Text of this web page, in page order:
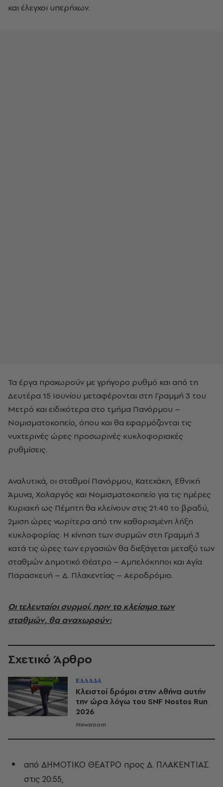
και έλεγχοι υπερήχων.
Τα έργα προχωρούν με γρήγορο ρυθμό και από τη
Δευτέρα 15 Ιουνίου μεταφέρονται στη Γραμμή 3 του
Μετρό και ειδικότερα στο τμήμα Πανόρμου –
Νομισματοκοπείο, όπου και θα εφαρμόζονται τις
νυχτερινές ώρες προσωρινές κυκλοφοριακές
ρυθμίσεις.
Αναλυτικά, οι σταθμοί Πανόρμου, Κατεχάκη, Εθνική
Άμυνα, Χολαργός και Νομισματοκοπείο για τις ημέρες
Κυριακή ως Πέμπτη θα κλείνουν στις 21:40 το βραδύ,
2μιση ώρες νωρίτερα από την καθορισμένη λήξη
κυκλοφορίας. Η κίνηση των συρμών στη Γραμμή 3
κατά τις ώρες των εργασιών θα διεξάγεται μεταξύ των
σταθμών Δημοτικό Θέατρο – Αμπελόκηποι και Αγία
Παρασκευή – Δ. Πλακεντίας – Αεροδρόμιο.
Οι τελευταίοι συρμοί, πριν το κλείσιμο των
σταθμών, θα αναχωρούν:
Σχετικό Άρθρο
ΕΛΛΑΔΑ
Κλειστοί δρόμοι στην Αθήνα αυτήν
την ώρα λόγω του SNF Nostos Run
2026
Newsroom
από ΔΗΜΟΤΙΚΟ ΘΕΑΤΡΟ προς Δ. ΠΛΑΚΕΝΤΙΑΣ
στις 20:55,